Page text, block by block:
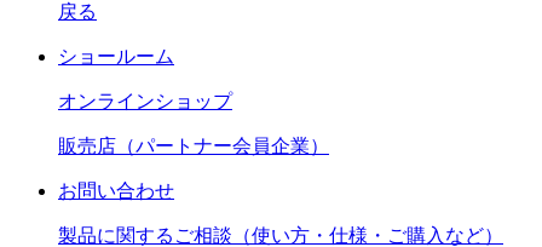
戻る
ショールーム
オンラインショップ
販売店（パートナー会員企業）
お問い合わせ
製品に関するご相談（使い方・仕様・ご購入など）